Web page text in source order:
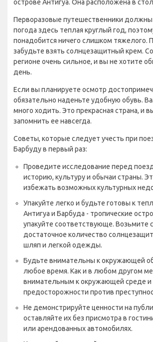
острове Антигуа. Она расположена в
Перворазовые путешественники должны
погода здесь теплая круглый год,
понадобится ничего слишком тяжелого.
забудьте взять солнцезащитный крем.
регионе очень сильное, и вы не хотите
день.
Если вы планируете осмотр
обязательно наденьте удобную обувь.
много ходить. Это прекрасная страна, и
запомнить ее навсегда.
Советы, которые следует учесть при
Барбуду в первый раз:
Проведите исследование перед
историю, культуру и обычаи страны.
избежать возможных культурных
Упакуйте легко и будьте готовы к
Антигуа и Барбуда - тропические
упакуйте соответствующе. Возьмите
достаточное количество
шляп и легкой одежды.
Будьте внимательны к окружающей
любое время. Как и в любом другом
внимательным к окружающей среде
предосторожности против
Не демонстрируйте ценности на
оставляйте их без присмотра в
или арендованных автомобилях.